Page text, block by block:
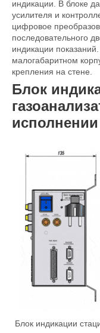
индикации. В блоке
усилителя и
цифровое
последовательного
индикации
малогабаритном
крепления на стене.
Блок
Блок индикации